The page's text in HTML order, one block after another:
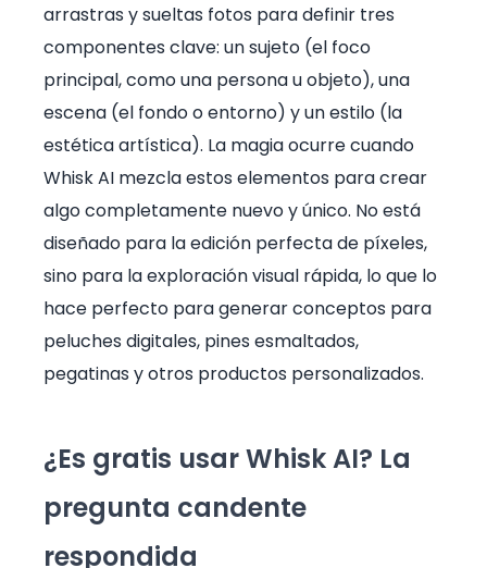
arrastras y sueltas fotos para definir tres
componentes clave: un sujeto (el foco
principal, como una persona u objeto), una
escena (el fondo o entorno) y un estilo (la
estética artística). La magia ocurre cuando
Whisk AI mezcla estos elementos para crear
algo completamente nuevo y único. No está
diseñado para la edición perfecta de píxeles,
sino para la exploración visual rápida, lo que lo
hace perfecto para generar conceptos para
peluches digitales, pines esmaltados,
pegatinas y otros productos personalizados.
¿Es gratis usar Whisk AI? La
pregunta candente
respondida